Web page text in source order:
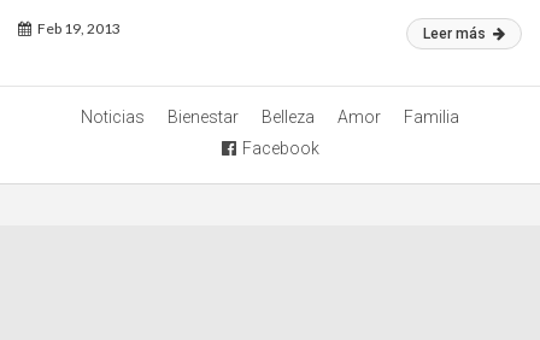
Feb 19, 2013 Leer más
Noticias Bienestar Belleza Amor
Familia
Facebook